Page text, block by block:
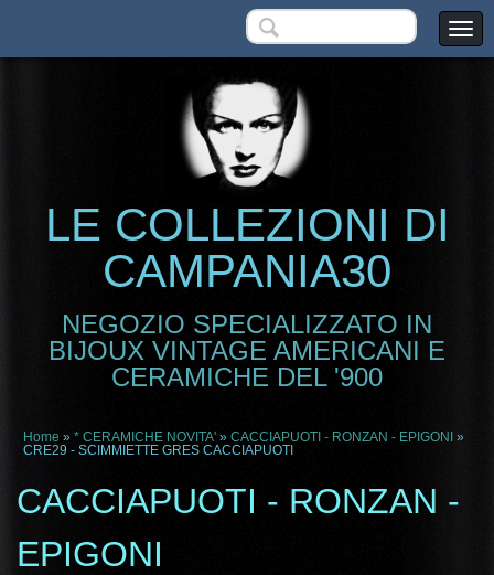
LE COLLEZIONI DI
CAMPANIA30
NEGOZIO SPECIALIZZATO IN
BIJOUX VINTAGE AMERICANI E
CERAMICHE DEL '900
Home » * CERAMICHE NOVITA' » CACCIAPUOTI - RONZAN - EPIGONI »
CRE29 - SCIMMIETTE GRES CACCIAPUOTI
CACCIAPUOTI - RONZAN -
EPIGONI